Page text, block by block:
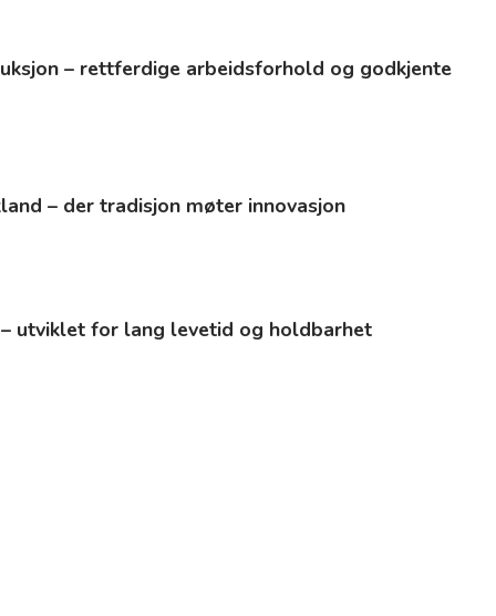
– rettferdige arbeidsforhold og godkjente
– der tradisjon møter innovasjon
utviklet for lang levetid og holdbarhet